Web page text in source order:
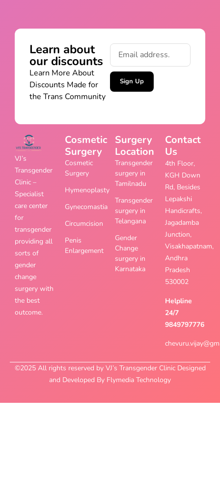
Learn about
our discounts
Learn More About
Discounts Made for
the Trans Community
Sign Up
VJ’s
Transgender
Clinic –
Specialist
care center
for
transgender
providing all
sorts of
gender
change
surgery with
the best
outcome.
Cosmetic
Surgery
Cosmetic
Surgery
Hymenoplasty
Gynecomastia
Circumcision
Penis
Enlargement
Surgery
Location
Transgender
surgery in
Tamilnadu
Transgender
surgery in
Telangana
Gender
Change
surgery in
Karnataka
Contact
Us
4th Floor,
KGH Down
Rd, Besides
Lepakshi
Handicrafts,
Jagadamba
Junction,
Visakhapatnam,
Andhra
Pradesh
530002
Helpline
24/7
9849797776
©2025 All rights reserved by VJ’s Transgender Clinic Designed
and Developed By Flymedia Technology